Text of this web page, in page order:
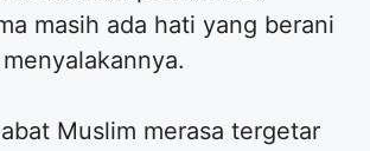
masih ada hati yang berani
Muslim merasa tergetar